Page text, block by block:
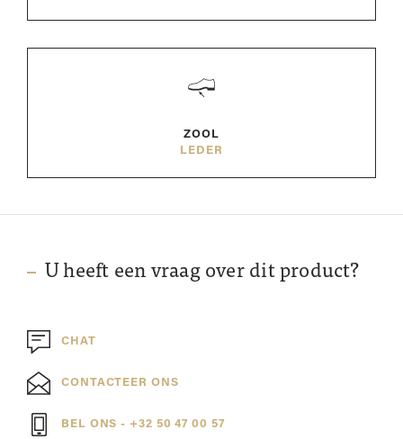
ZOOL
LEDER
U heeft een vraag over dit product?
CHAT
CONTACTEER ONS
BEL ONS - +32 50 47 00 57